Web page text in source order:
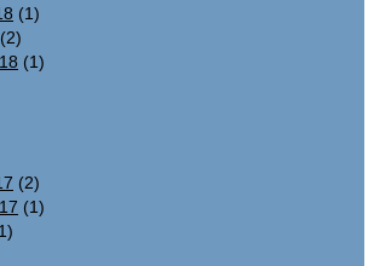
(1)
(2)
(1)
(2)
(1)